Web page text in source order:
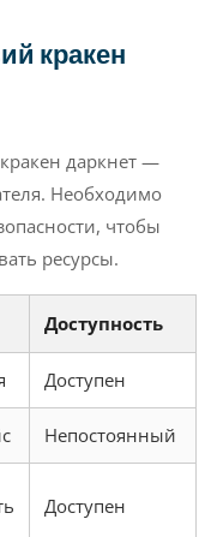
кракен
даркнет —
Необходимо
чтобы
ресурсы.
Доступность
Доступен
Непостоянный
Доступен